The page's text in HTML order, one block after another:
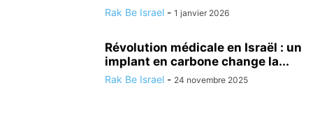
Rak Be Israel - 1 janvier 2026
Révolution médicale en Israël : un
implant en carbone change la...
Rak Be Israel - 24 novembre 2025